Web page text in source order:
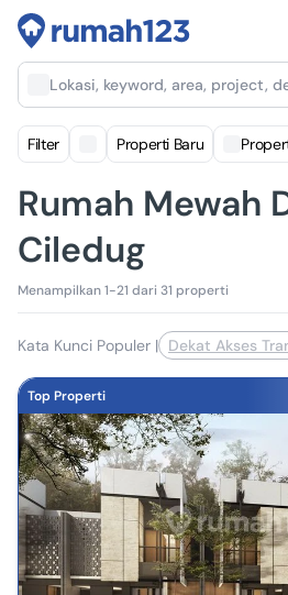
Lokasi, keyword, area, project,
Filter Properti Baru
Rumah Mewah
Ciledug
Menampilkan 1-21 dari 31 properti
Kata Kunci Populer | Dekat Akses
Top Properti